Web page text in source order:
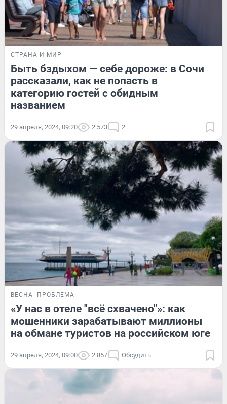
СТРАНА И МИР
Быть бздыхом — себе дороже: в Сочи
рассказали, как не попасть в
категорию гостей с обидным
названием
29 апреля, 2024, 09:20 2 573 2
ВЕСНА ПРОБЛЕМА
«У нас в отеле "всё схвачено"»: как
мошенники зарабатывают миллионы
на обмане туристов на российском юге
29 апреля, 2024, 09:00 2 857 Обсудить